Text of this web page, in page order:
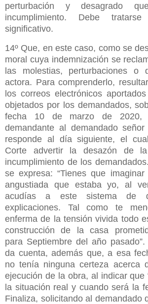
perturbación y desagrado
incumplimiento. Debe
significativo.
14º Que, en este caso, como se
moral cuya indemnización se
las molestias, perturbaciones o
actora. Para comprenderlo,
los correos electrónicos
objetados por los demandados,
fecha 10 de marzo de 2020,
demandante al demandado
responde al día siguiente, el
Corte advertir la desazón de
incumplimiento de los
se expresa: “Tienes que
angustiada que estaba yo, al
acudías a este sistema de
explicaciones. Tal como te
enferma de la tensión vivida todo
construcción de la casa
para Septiembre del año
da cuenta, además que, a esa
no tenía ninguna certeza acerca
ejecución de la obra, al indicar
la situación real y cuando será la
Finaliza, solicitando al demandado